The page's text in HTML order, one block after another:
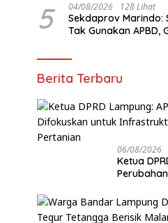
5 04/08/2026 128 Lihat
Sekdaprov Marindo:
Tak Gunakan APBD,
Berbasis Data
Berita Terbaru
06/08/2026
Ketua
Hilirisasi